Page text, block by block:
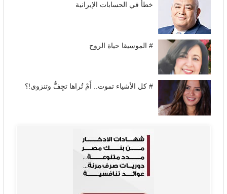
خطأ في الحسابات الإيرانية
# الموسيقا حياة الروح
# كل الأشياء تموت.. أَمْ تُراها تجِفُّ وتنزوي!؟